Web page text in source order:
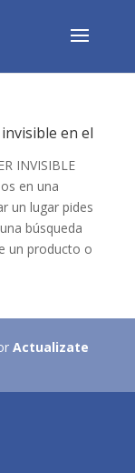
en el
INVISIBLE
en una
un lugar pides
búsqueda
un producto o
Actualizate